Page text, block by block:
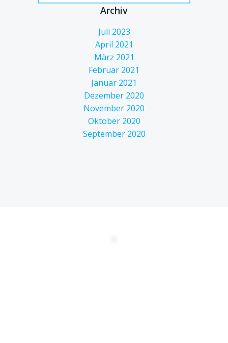
Archiv
Juli 2023
April 2021
März 2021
Februar 2021
Januar 2021
Dezember 2020
November 2020
Oktober 2020
September 2020